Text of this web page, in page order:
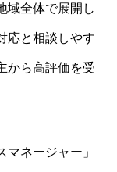
域全体で展開し
応と相談しやす
から高評価を受
ネージャー」